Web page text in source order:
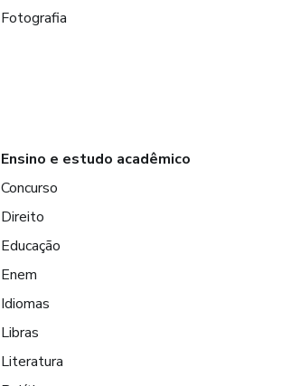
Fotografia
Ensino e estudo acadêmico
Concurso
Direito
Educação
Enem
Idiomas
Libras
Literatura